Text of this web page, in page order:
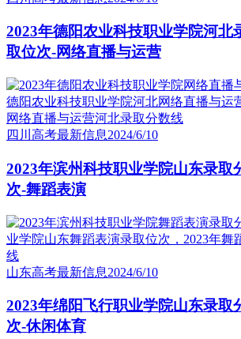
2023年德阳农业科技职业学院河北
取位次-网络直播与运营
四川高考最新信息2024/6/10
2023年滨州科技职业学院山东录取
次-舞蹈表演
山东高考最新信息2024/6/10
2023年绵阳飞行职业学院山东录取
次-休闲体育